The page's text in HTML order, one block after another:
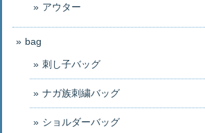
アウター
bag
刺し子バッグ
ナガ族刺繍バッグ
ショルダーバッグ